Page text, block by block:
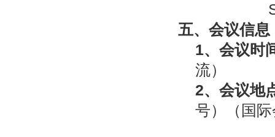
五、 会议信息
1、会议时
流）
2、会议地
号）（国